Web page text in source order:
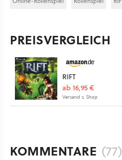
PREISVERGLEICH
RIFT
ab 16,95 €
Versand s. Shop
KOMMENTARE (77)